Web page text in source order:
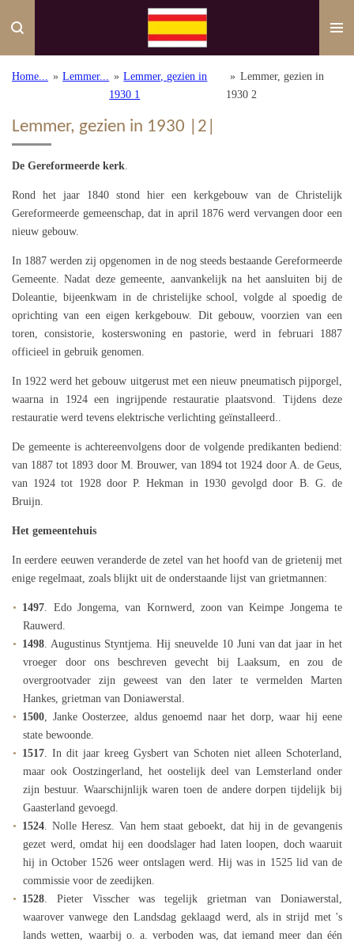
direct
de
Home... » Lemmer... » Lemmer, gezien in
1930 1
» Lemmer, gezien in
1930 2
Lemmer, gezien in 1930 |2|
De Gereformeerde kerk.
Rond het jaar 1840 stond hier een kerkgebouw van de Christelijk
Gereformeerde gemeenschap, dat in april 1876 werd vervangen door een
nieuw gebouw.
In 1887 werden zij opgenomen in de nog steeds bestaande Gereformeerde
Gemeente. Nadat deze gemeente, aanvankelijk na het aansluiten bij de
Doleantie, bijeenkwam in de christelijke school, volgde al spoedig de
oprichting van een eigen kerkgebouw. Dit gebouw, voorzien van een
toren, consistorie, kosterswoning en pastorie, werd in februari 1887
officieel in gebruik genomen.
In 1922 werd het gebouw uitgerust met een nieuw pneumatisch pijporgel,
waarna in 1924 een ingrijpende restauratie plaatsvond. Tijdens deze
restauratie werd tevens elektrische verlichting geïnstalleerd..
De gemeente is achtereenvolgens door de volgende predikanten bediend:
van 1887 tot 1893 door M. Brouwer, van 1894 tot 1924 door A. de Geus,
van 1924 tot 1928 door P. Hekman in 1930 gevolgd door B. G. de
Bruijn.
Het gemeentehuis
In eerdere eeuwen veranderde de zetel van het hoofd van de grietenij met
enige regelmaat, zoals blijkt uit de onderstaande lijst van grietmannen:
1497. Edo Jongema, van Kornwerd, zoon van Keimpe Jongema te
Rauwerd.
1498. Augustinus Styntjema. Hij sneuvelde 10 Juni van dat jaar in het
vroeger door ons beschreven gevecht bij Laaksum, en zou de
overgrootvader zijn geweest van den later te vermelden Marten
Hankes, grietman van Doniawerstal.
1500, Janke Oosterzee, aldus genoemd naar het dorp, waar hij eene
state bewoonde.
1517. In dit jaar kreeg Gysbert van Schoten niet alleen Schoterland,
maar ook Oostzingerland, het oostelijk deel van Lemsterland onder
zijn bestuur. Waarschijnlijk waren toen de andere dorpen tijdelijk bij
Gaasterland gevoegd.
1524. Nolle Heresz. Van hem staat geboekt, dat hij in de gevangenis
gezet werd, omdat hij een doodslager had laten loopen, doch waaruit
hij in October 1526 weer ontslagen werd. Hij was in 1525 lid van de
commissie voor de zeedijken.
1528. Pieter Visscher was tegelijk grietman van Doniawerstal,
waarover vanwege den Landsdag geklaagd werd, als in strijd met 's
lands wetten, waarbij o. a. verboden was, dat iemand meer dan één